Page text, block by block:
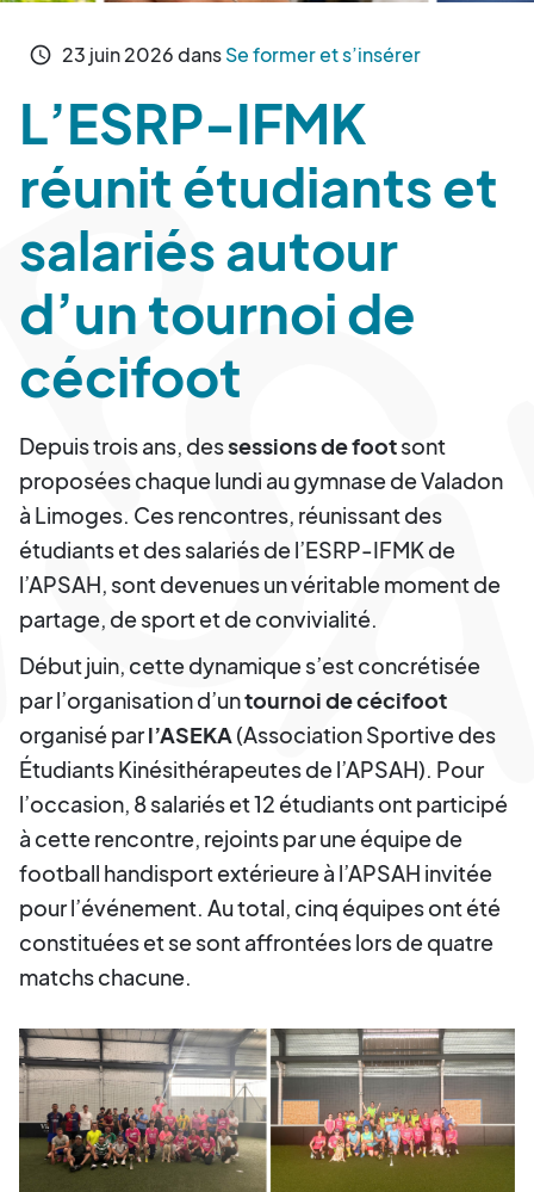
schedule 23 juin2026dansSe former et s’insérer
L’ESRP-IFMK
réunit étudiants et
salariés autour
d’un tournoi de
cécifoot
Depuis trois ans, dessessions de footsont
proposées chaque lundi au gymnase de Valadon
à Limoges. Ces rencontres, réunissant des
étudiants et des salariés de l’ESRP-IFMK de
l’APSAH, sont devenues un véritable moment de
partage, de sport et de convivialité.
Début juin, cette dynamique s’est concrétisée
par l’organisation d’untournoi de cécifoot
organisé parl’ASEKA (Association Sportive des
Étudiants Kinésithérapeutes de l’APSAH). Pour
l’occasion, 8 salariés et 12 étudiants ont participé
à cette rencontre, rejoints par une équipe de
football handisport extérieure à l’APSAH invitée
pour l’événement. Au total, cinq équipes ont été
constituées et se sont affrontées lors de quatre
matchs chacune.